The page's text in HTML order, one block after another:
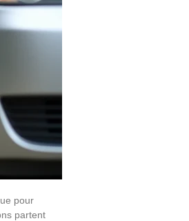
pour
partent